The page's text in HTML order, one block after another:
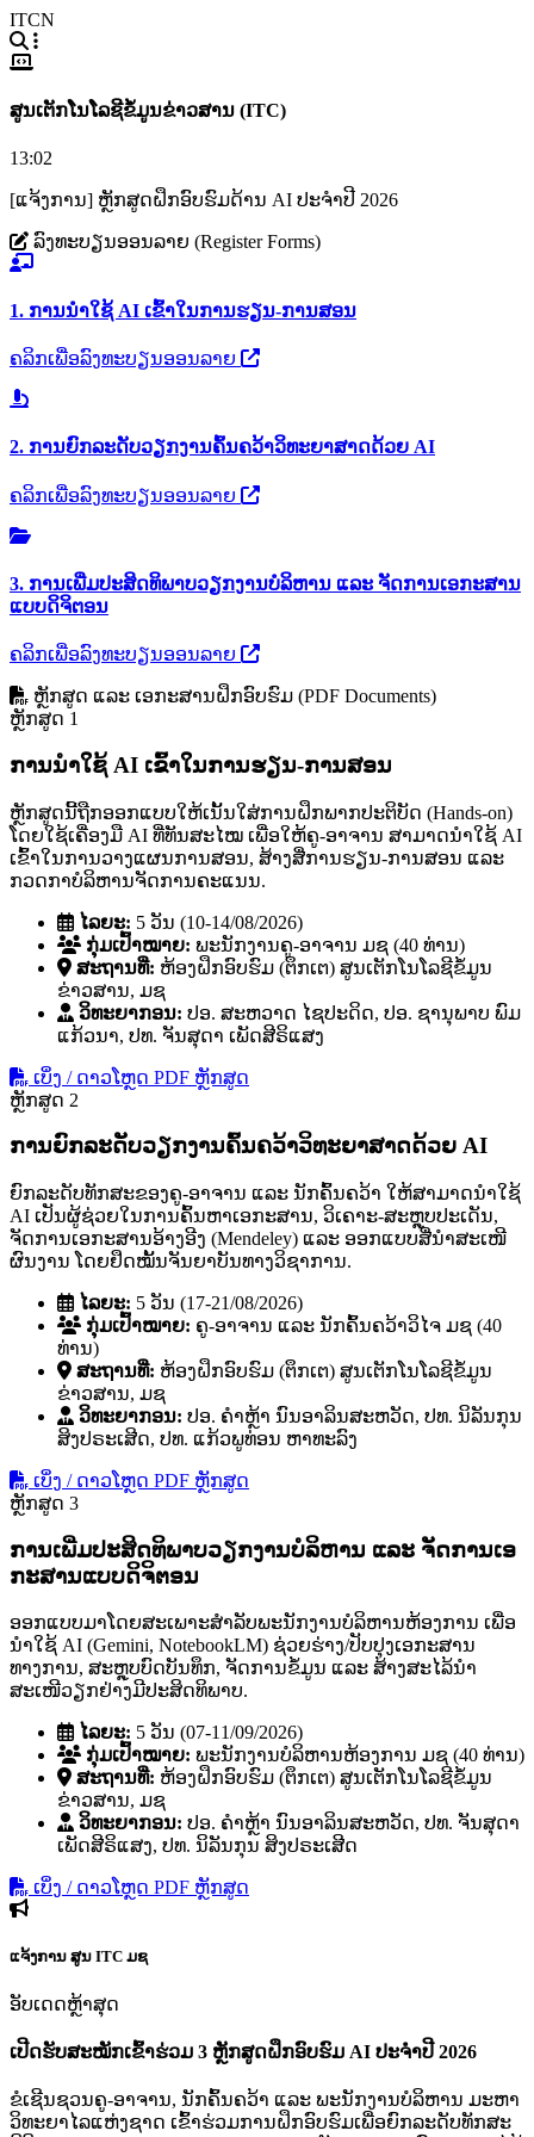
ITCN
ສູນເຕັກໂນໂລຊີຂໍ້ມູນຂ່າວສານ (ITC)
13:02
[ແຈ້ງການ] ຫຼັກສູດຝຶກອົບຮົມດ້ານ AI ປະຈຳປີ 2026
ລົງທະບຽນອອນລາຍ (Register Forms)
1. ການນຳໃຊ້ AI ເຂົ້າໃນການຮຽນ-ການສອນ
ຄລິກເພື່ອລົງທະບຽນອອນລາຍ
2. ການຍົກລະດັບວຽກງານຄົ້ນຄວ້າວິທະຍາສາດດ້ວຍ AI
ຄລິກເພື່ອລົງທະບຽນອອນລາຍ
3. ການເພີ່ມປະສິດທິພາບວຽກງານບໍລິຫານ ແລະ ຈັດການເອກະສານ
ແບບດິຈິຕອນ
ຄລິກເພື່ອລົງທະບຽນອອນລາຍ
ຫຼັກສູດ ແລະ ເອກະສານຝຶກອົບຮົມ (PDF Documents)
ຫຼັກສູດ 1
ການນໍາໃຊ້ AI ເຂົ້າໃນການຮຽນ-ການສອນ
ຫຼັກສູດນີ້ຖືກອອກແບບໃຫ້ເນັ້ນໃສ່ການຝຶກພາກປະຕິບັດ (Hands-on)
ໂດຍໃຊ້ເຄື່ອງມື AI ທີ່ທັນສະໄໝ ເພື່ອໃຫ້ຄູ-ອາຈານ ສາມາດນໍາໃຊ້ AI
ເຂົ້າໃນການວາງແຜນການສອນ, ສ້າງສື່ການຮຽນ-ການສອນ ແລະ
ກວດກາບໍລິຫານຈັດການຄະແນນ.
ໄລຍະ: 5 ວັນ (10-14/08/2026)
ກຸ່ມເປົ້າໝາຍ: ພະນັກງານຄູ-ອາຈານ ມຊ (40 ທ່ານ)
ສະຖານທີ່: ຫ້ອງຝຶກອົບຮົມ (ຕຶກເຕ) ສູນເຕັກໂນໂລຊີຂໍ້ມູນ
ຂ່າວສານ, ມຊ
ວິທະຍາກອນ: ປອ. ສະຫວາດ ໄຊປະດິດ, ປອ. ຊານຸພາບ ພົມ
ແກ້ວນາ, ປທ. ຈັນສຸດາ ເພັດສີຣິແສງ
ເບິ່ງ / ດາວໂຫຼດ PDF ຫຼັກສູດ
ຫຼັກສູດ 2
ການຍົກລະດັບວຽກງານຄົ້ນຄວ້າວິທະຍາສາດດ້ວຍ AI
ຍົກລະດັບທັກສະຂອງຄູ-ອາຈານ ແລະ ນັກຄົ້ນຄວ້າ ໃຫ້ສາມາດນໍາໃຊ້
AI ເປັນຜູ້ຊ່ວຍໃນການຄົ້ນຫາເອກະສານ, ວິເຄາະ-ສະຫຼຸບປະເດັນ,
ຈັດການເອກະສານອ້າງອີງ (Mendeley) ແລະ ອອກແບບສື່ນໍາສະເໜີ
ຜົນງານ ໂດຍຢຶດໝັ້ນຈັນຍາບັນທາງວິຊາການ.
ໄລຍະ: 5 ວັນ (17-21/08/2026)
ກຸ່ມເປົ້າໝາຍ: ຄູ-ອາຈານ ແລະ ນັກຄົ້ນຄວ້າວິໄຈ ມຊ (40
ທ່ານ)
ສະຖານທີ່: ຫ້ອງຝຶກອົບຮົມ (ຕຶກເຕ) ສູນເຕັກໂນໂລຊີຂໍ້ມູນ
ຂ່າວສານ, ມຊ
ວິທະຍາກອນ: ປອ. ຄໍາຫຼ້າ ນົນອາລິນສະຫວັດ, ປທ. ນິລັນກຸນ
ສິງປຣະເສີດ, ປທ. ແກ້ວພູທ່ອນ ຫາທະລົງ
ເບິ່ງ / ດາວໂຫຼດ PDF ຫຼັກສູດ
ຫຼັກສູດ 3
ການເພີ່ມປະສິດທິພາບວຽກງານບໍລິຫານ ແລະ ຈັດການເອ
ກະສານແບບດິຈິຕອນ
ອອກແບບມາໂດຍສະເພາະສຳລັບພະນັກງານບໍລິຫານຫ້ອງການ ເພື່ອ
ນຳໃຊ້ AI (Gemini, NotebookLM) ຊ່ວຍຮ່າງ/ປັບປຸງເອກະສານ
ທາງການ, ສະຫຼຸບບົດບັນທຶກ, ຈັດການຂໍ້ມູນ ແລະ ສ້າງສະໄລ້ນຳ
ສະເໜີວຽກຢ່າງມີປະສິດທິພາບ.
ໄລຍະ: 5 ວັນ (07-11/09/2026)
ກຸ່ມເປົ້າໝາຍ: ພະນັກງານບໍລິຫານຫ້ອງການ ມຊ (40 ທ່ານ)
ສະຖານທີ່: ຫ້ອງຝຶກອົບຮົມ (ຕຶກເຕ) ສູນເຕັກໂນໂລຊີຂໍ້ມູນ
ຂ່າວສານ, ມຊ
ວິທະຍາກອນ: ປອ. ຄໍາຫຼ້າ ນົນອາລິນສະຫວັດ, ປທ. ຈັນສຸດາ
ເພັດສີຣິແສງ, ປທ. ນິລັນກຸນ ສິງປຣະເສີດ
ເບິ່ງ / ດາວໂຫຼດ PDF ຫຼັກສູດ
ແຈ້ງການ ສູນ ITC ມຊ
ອັບເດດຫຼ້າສຸດ
ເປີດຮັບສະໝັກເຂົ້າຮ່ວມ 3 ຫຼັກສູດຝຶກອົບຮົມ AI ປະຈຳປີ 2026
ຂໍເຊີນຊວນຄູ-ອາຈານ, ນັກຄົ້ນຄວ້າ ແລະ ພະນັກງານບໍລິຫານ ມະຫາ
ວິທະຍາໄລແຫ່ງຊາດ ເຂົ້າຮ່ວມການຝຶກອົບຮົມເພື່ອຍົກລະດັບທັກສະ